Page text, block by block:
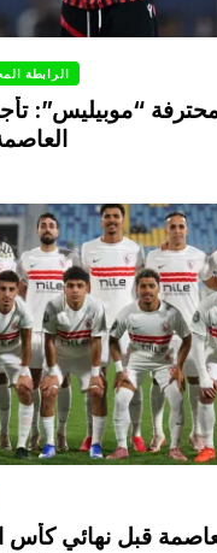
الرابطة
“موبيليس”:
قبل نهائي كأس